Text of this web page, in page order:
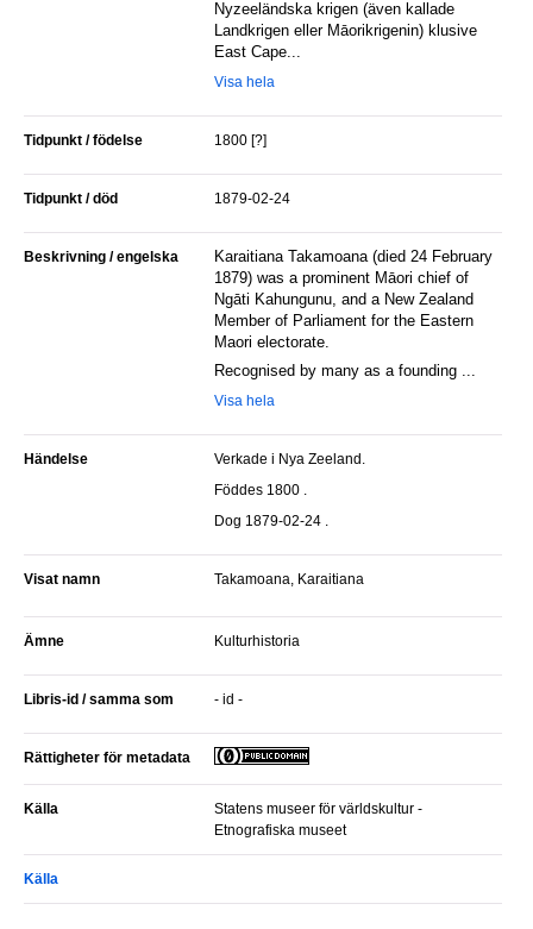
Nyzeeländska krigen (även kallade
Landkrigen eller Māorikrigenin) klusive
East Cape...
Visa hela
Tidpunkt / födelse 1800 [?]
Tidpunkt / död 1879-02-24
Beskrivning / engelska
Karaitiana Takamoana (died 24 February
1879) was a prominent Māori chief of
Ngāti Kahungunu, and a New Zealand
Member of Parliament for the Eastern
Maori electorate.
Recognised by many as a founding ...
Visa hela
Händelse
Verkade i Nya Zeeland.
Föddes 1800 .
Dog 1879-02-24 .
Visat namn Takamoana, Karaitiana
Ämne Kulturhistoria
Libris-id / samma som - id -
Rättigheter för metadata
Källa
Statens museer för världskultur -
Etnografiska museet
Källa